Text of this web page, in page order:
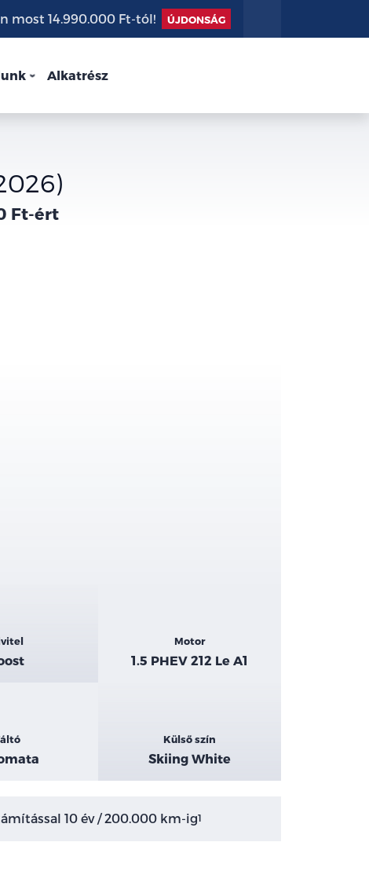
most 14.990.000 Ft-tól! ÚJDONSÁG
Alkatrész
Ft-ért
Motor
1.5 PHEV 212 Le A1
Külső szín
Skiing White
10 év / 200.000 km-ig1